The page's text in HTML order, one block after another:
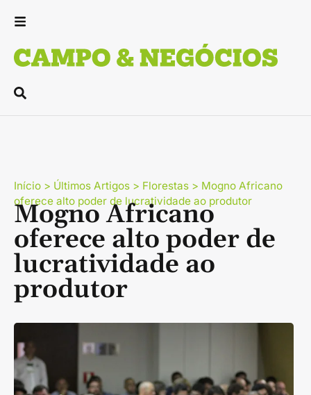
Início > Últimos Artigos > Florestas > Mogno Africano
oferece alto poder de lucratividade ao produtor
Mogno Africano
oferece alto poder de
lucratividade ao
produtor